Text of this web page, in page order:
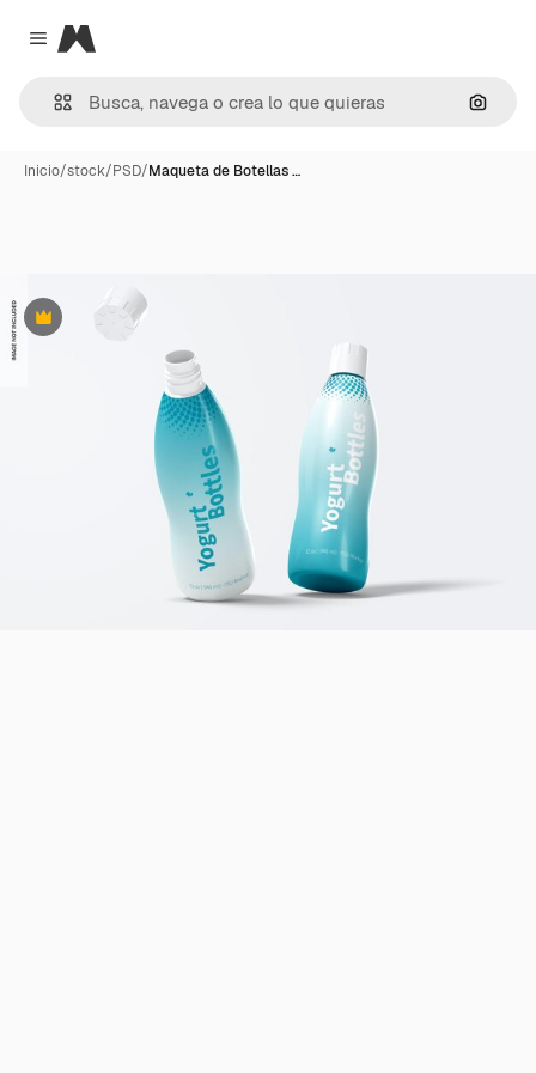
Close menu
Magnific
Inicio/stock/PSD/Maqueta de Botellas …
Premium